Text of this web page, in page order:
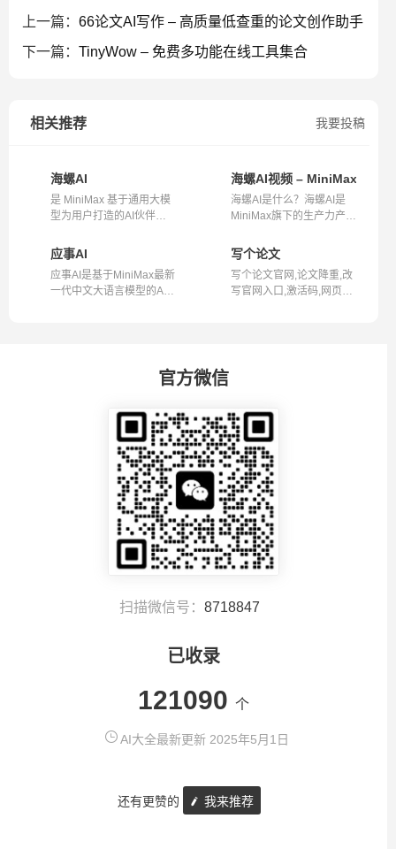
上一篇： 66论文AI写作 – 高质量低查重的论文创作助手
下一篇： TinyWow – 免费多功能在线工具集合
我要投稿
相关推荐
海螺AI
是 MiniMax 基于通用大模
型为用户打造的AI伙伴，
海螺AI视频 – MiniMax旗下
海螺AI是什么？海螺AI是
MiniMax旗下的生产力产
应事AI
应事AI是基于MiniMax最新
一代中文大语言模型的AI
写个论文
写个论文官网,论文降重,改
写官网入口,激活码,网页版
官方微信
扫描微信号： 8718847
已收录
121090 个
AI大全最新更新 2025年5月1日
还有更赞的 我来推荐